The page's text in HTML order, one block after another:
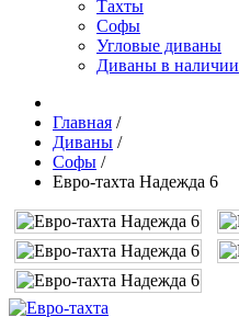
Тахты
Софы
Угловые диваны
Диваны в наличии
Главная /
Диваны /
Софы /
Евро-тахта Надежда 6